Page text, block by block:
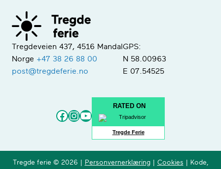
Tregdeveien 437, 4516 Mandal
Norge +47 38 26 88 00
post@tregdeferie.no
GPS:
N 58.00963
E 07.54525
Facebook
Instagram
YouTube
RATED ON
Tregde Ferie
Tregde ferie © 2026 | Personvernerklæring| Cookies | Kode,